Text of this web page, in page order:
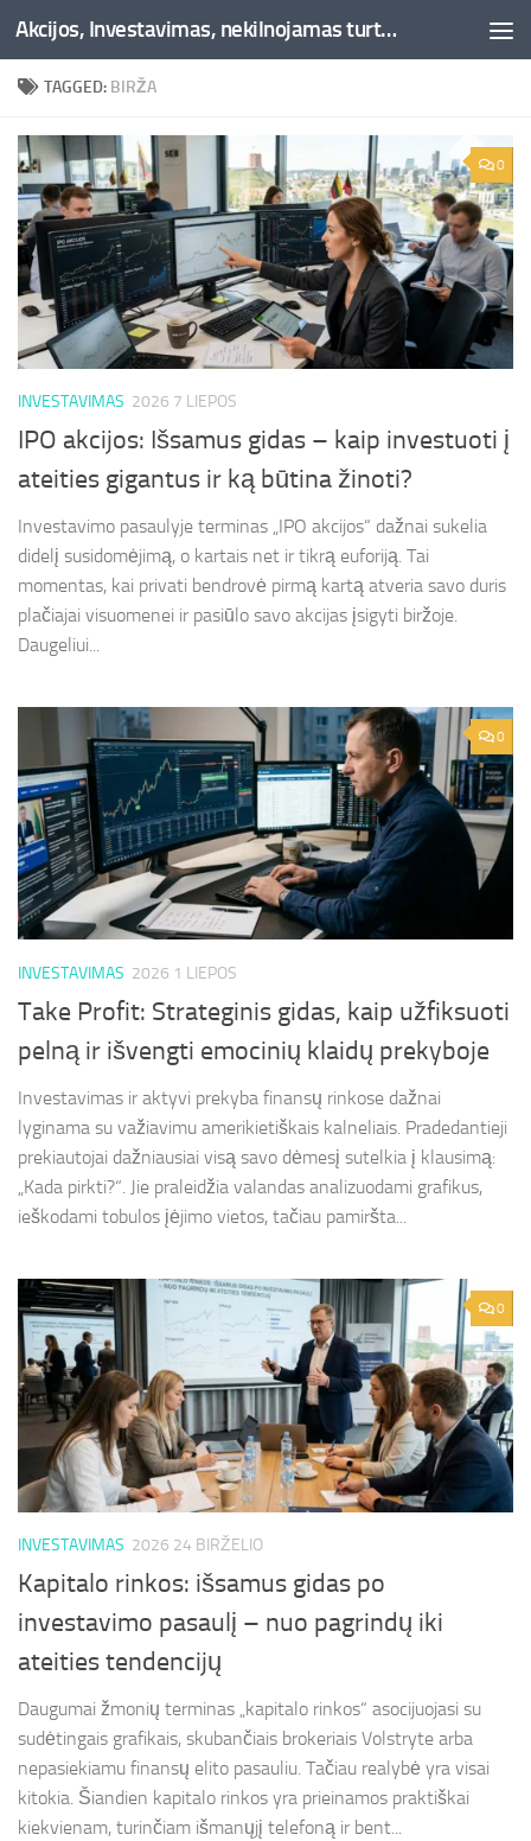
Skip to content Akcijos, Investavimas, nekilnojamas turtas, kriptovaliutos - Besociai.lt
TAGGED: BIRŽA
0
INVESTAVIMAS 2026 7 LIEPOS
IPO akcijos: Išsamus gidas – kaip investuoti į
ateities gigantus ir ką būtina žinoti?
Investavimo pasaulyje terminas „IPO akcijos“ dažnai sukelia
didelį susidomėjimą, o kartais net ir tikrą euforiją. Tai
momentas, kai privati bendrovė pirmą kartą atveria savo duris
plačiajai visuomenei ir pasiūlo savo akcijas įsigyti biržoje.
Daugeliui...
0
INVESTAVIMAS 2026 1 LIEPOS
Take Profit: Strateginis gidas, kaip užfiksuoti
pelną ir išvengti emocinių klaidų prekyboje
Investavimas ir aktyvi prekyba finansų rinkose dažnai
lyginama su važiavimu amerikietiškais kalneliais. Pradedantieji
prekiautojai dažniausiai visą savo dėmesį sutelkia į klausimą:
„Kada pirkti?“. Jie praleidžia valandas analizuodami grafikus,
ieškodami tobulos įėjimo vietos, tačiau pamiršta...
0
INVESTAVIMAS 2026 24 BIRŽELIO
Kapitalo rinkos: išsamus gidas po
investavimo pasaulį – nuo pagrindų iki
ateities tendencijų
Daugumai žmonių terminas „kapitalo rinkos“ asocijuojasi su
sudėtingais grafikais, skubančiais brokeriais Volstryte arba
nepasiekiamu finansų elito pasauliu. Tačiau realybė yra visai
kitokia. Šiandien kapitalo rinkos yra prieinamos praktiškai
kiekvienam, turinčiam išmanųjį telefoną ir bent...